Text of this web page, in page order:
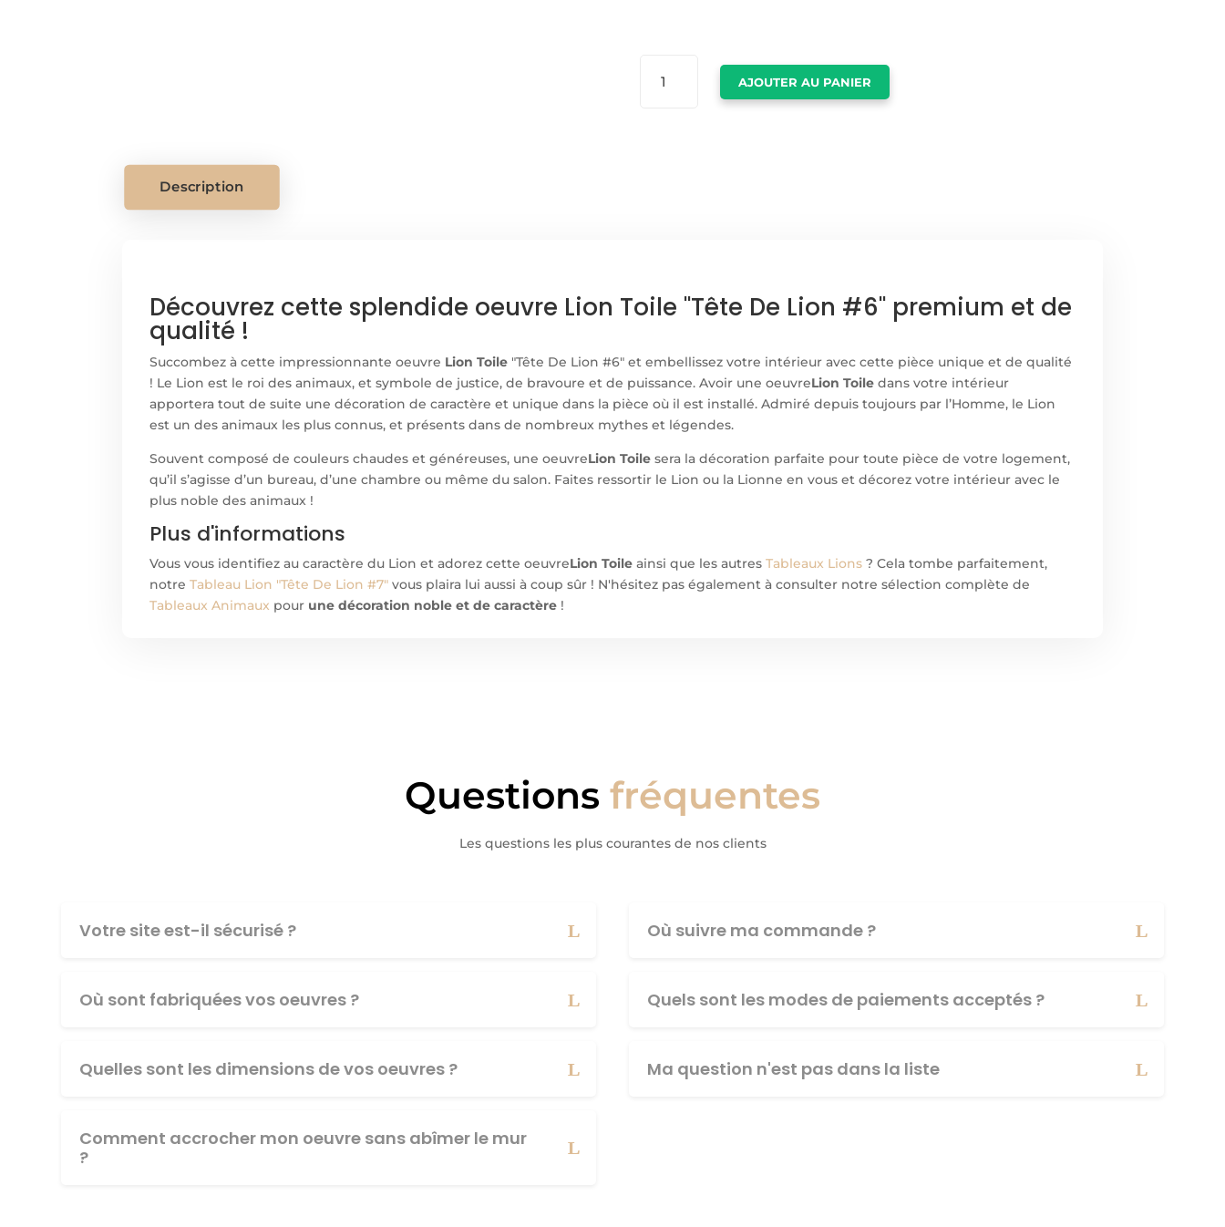
AJOUTER AU PANIER
Description
Découvrez cette splendide oeuvre Lion Toile "Tête De Lion #6" premium et de
qualité !
Succombez à cette impressionnante oeuvre Lion Toile "Tête De Lion #6" et embellissez votre intérieur avec cette pièce unique et de qualité
! Le Lion est le roi des animaux, et symbole de justice, de bravoure et de puissance. Avoir une oeuvreLion Toile dans votre intérieur
apportera tout de suite une décoration de caractère et unique dans la pièce où il est installé. Admiré depuis toujours par l’Homme, le Lion
est un des animaux les plus connus, et présents dans de nombreux mythes et légendes.
Souvent composé de couleurs chaudes et généreuses, une oeuvreLion Toile sera la décoration parfaite pour toute pièce de votre logement,
qu’il s’agisse d’un bureau, d’une chambre ou même du salon. Faites ressortir le Lion ou la Lionne en vous et décorez votre intérieur avec le
plus noble des animaux !
Plus d'informations
Vous vous identifiez au caractère du Lion et adorez cette oeuvreLion Toile ainsi que les autresTableaux Lions ? Cela tombe parfaitement,
notreTableau Lion "Tête De Lion #7" vous plaira lui aussi à coup sûr ! N'hésitez pas également à consulter notre sélection complète de
Tableaux Animaux pour une décoration noble et de caractère !
Questions fréquentes
Les questions les plus courantes de nos clients
Votre site est-il sécurisé ?
Où sont fabriquées vos oeuvres ?
Quelles sont les dimensions de vos oeuvres ?
Comment accrocher mon oeuvre sans abîmer le mur
?
Où suivre ma commande ?
Quels sont les modes de paiements acceptés ?
Ma question n'est pas dans la liste